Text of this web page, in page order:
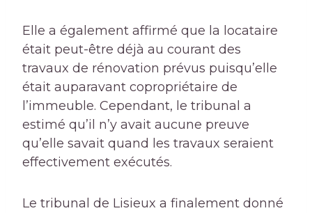
Elle a également affirmé que la locataire
était peut-être déjà au courant des
travaux de rénovation prévus puisqu’elle
était auparavant copropriétaire de
l’immeuble. Cependant, le tribunal a
estimé qu’il n’y avait aucune preuve
qu’elle savait quand les travaux seraient
effectivement exécutés.
Le tribunal de Lisieux a finalement donné